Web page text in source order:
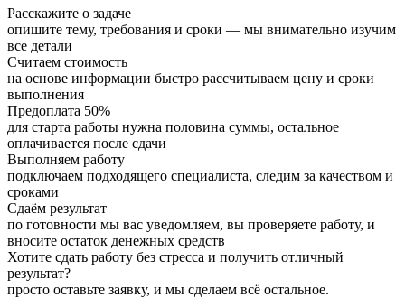
Расскажите о задаче
опишите тему, требования и сроки — мы внимательно изучим
все детали
Считаем стоимость
на основе информации быстро рассчитываем цену и сроки
выполнения
Предоплата 50%
для старта работы нужна половина суммы, остальное
оплачивается после сдачи
Выполняем работу
подключаем подходящего специалиста, следим за качеством и
сроками
Сдаём результат
по готовности мы вас уведомляем, вы проверяете работу, и
вносите остаток денежных средств
Хотите сдать работу без стресса и получить отличный
результат?
просто оставьте заявку, и мы сделаем всё остальное.